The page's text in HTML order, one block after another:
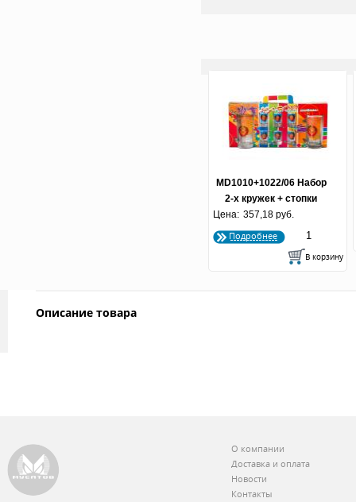
MD1010+1022/06 Набор
2-х кружек + стопки
"Герб СССР" по 5 шт
Цена: 357,18 руб.
Подробнее
Описание товара
О компании
Доставка и оплата
Новости
Контакты